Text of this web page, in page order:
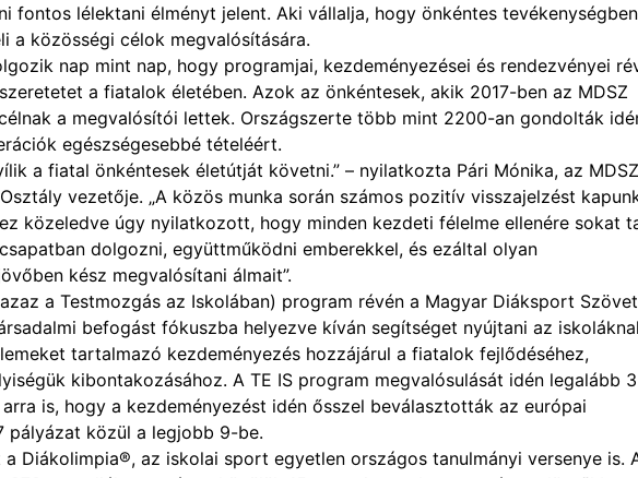
fontos lélektani élményt jelent. Aki vállalja, hogy önkéntes tevékenységben
a közösségi célok megvalósítására.
nap mint nap, hogy programjai, kezdeményezései és rendezvényei
a fiatalok életében. Azok az önkéntesek, akik 2017-ben az MDSZ
a megvalósítói lettek. Országszerte több mint 2200-an gondolták
egészségesebbé tételéért.
a fiatal önkéntesek életútját követni.” – nyilatkozta Pári Mónika, az MDSZ
vezetője. „A közös munka során számos pozitív visszajelzést
közeledve úgy nyilatkozott, hogy minden kezdeti félelme ellenére sokat
dolgozni, együttműködni emberekkel, és ezáltal olyan
kész megvalósítani álmait”.
a Testmozgás az Iskolában) program révén a Magyar Diáksport
befogást fókuszba helyezve kíván segítséget nyújtani az
tartalmazó kezdeményezés hozzájárul a fiatalok fejlődéséhez,
kibontakozásához. A TE IS program megvalósulását idén legalább
is, hogy a kezdeményezést idén ősszel beválasztották az európai
pályázat közül a legjobb 9-be.
Diákolimpia®, az iskolai sport egyetlen országos tanulmányi versenye is.